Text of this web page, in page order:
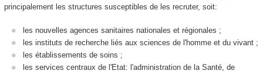
principalement les structures susceptibles de les recruter, soit:
les nouvelles agences sanitaires nationales et régionales ;
les instituts de recherche liés aux sciences de l'homme et du vivant ;
les établissements de soins ;
les services centraux de l'Etat: l'administration de la Santé, de